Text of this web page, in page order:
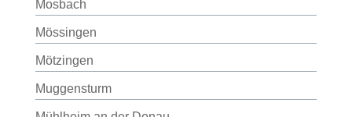
Mosbach
Mössingen
Mötzingen
Muggensturm